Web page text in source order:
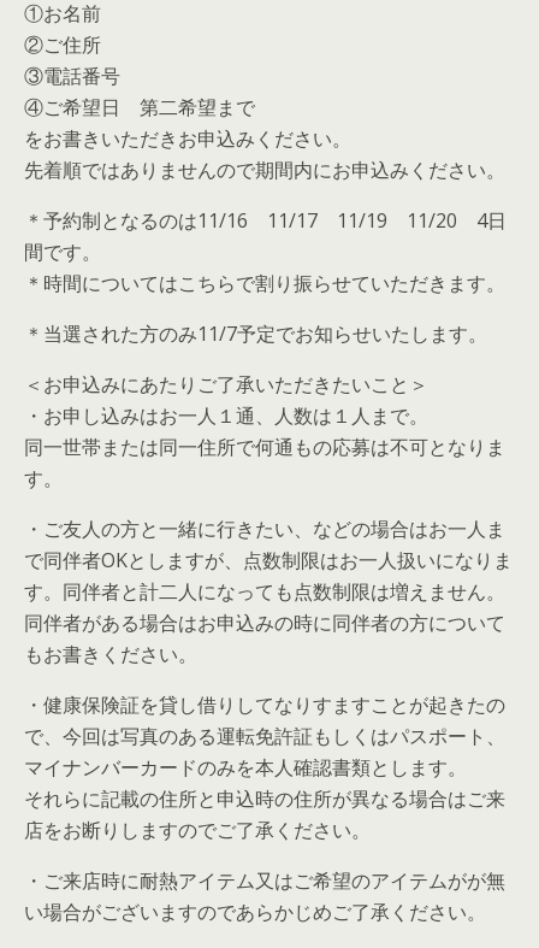
①お名前
②ご住所
③電話番号
④ご希望日 第二希望まで
をお書きいただきお申込みください。
先着順ではありませんので期間内にお申込みください。
＊予約制となるのは11/16 11/17 11/19 11/20 4日
間です。
＊時間についてはこちらで割り振らせていただきます。
＊当選された方のみ11/7予定でお知らせいたします。
＜お申込みにあたりご了承いただきたいこと＞
・お申し込みはお一人１通、人数は１人まで。
同一世帯または同一住所で何通もの応募は不可となりま
す。
・ご友人の方と一緒に行きたい、などの場合はお一人ま
で同伴者OKとしますが、点数制限はお一人扱いになりま
す。同伴者と計二人になっても点数制限は増えません。
同伴者がある場合はお申込みの時に同伴者の方について
もお書きください。
・健康保険証を貸し借りしてなりすますことが起きたの
で、今回は写真のある運転免許証もしくはパスポート、
マイナンバーカードのみを本人確認書類とします。
それらに記載の住所と申込時の住所が異なる場合はご来
店をお断りしますのでご了承ください。
・ご来店時に耐熱アイテム又はご希望のアイテムがが無
い場合がございますのであらかじめご了承ください。